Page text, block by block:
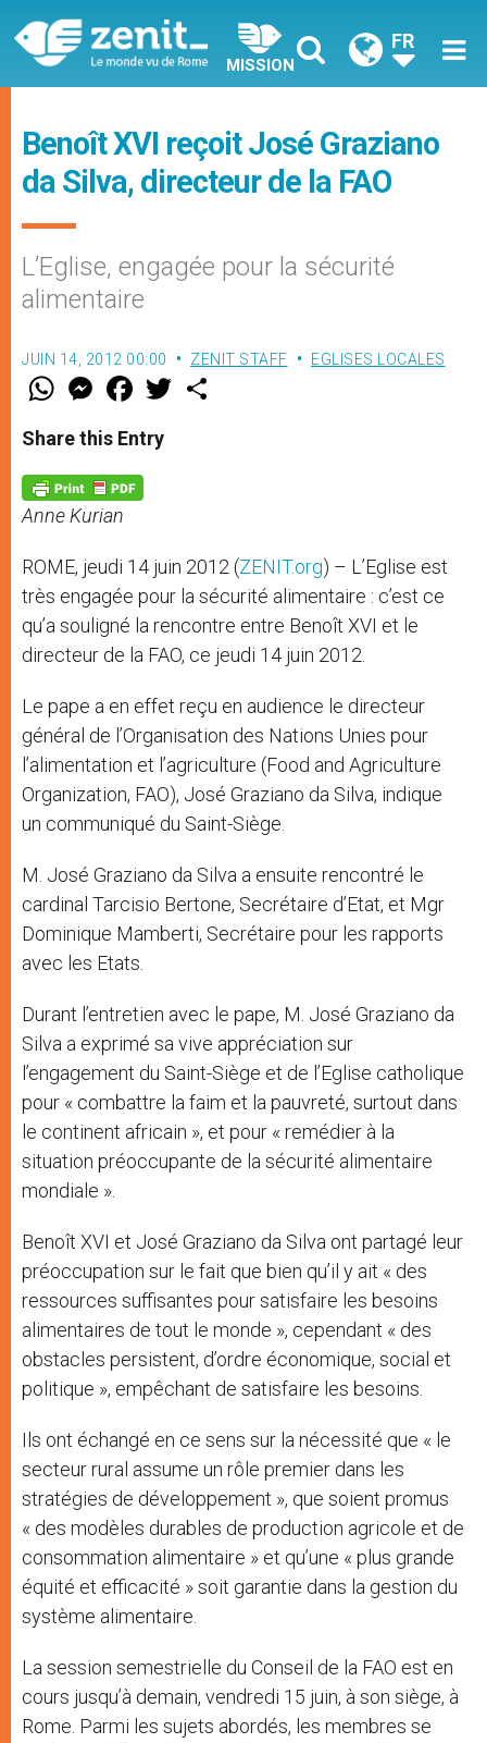
MISSION
FR
Benoît XVI reçoit José Graziano
da Silva, directeur de la FAO
L’Eglise, engagée pour la sécurité
alimentaire
JUIN 14, 2012 00:00 ZENIT STAFF EGLISES LOCALES
W
t
s
p
p
M
e
s
e
g
e
r
F
a
e
b
o
k
w
Share this Entry
Anne Kurian
ROME, jeudi 14 juin 2012 (ZENIT.org) – L’Eglise est
très engagée pour la sécurité alimentaire : c’est ce
qu’a souligné la rencontre entre Benoît XVI et le
directeur de la FAO, ce jeudi 14 juin 2012.
Le pape a en effet reçu en audience le directeur
général de l’Organisation des Nations Unies pour
l’alimentation et l’agriculture (Food and Agriculture
Organization, FAO), José Graziano da Silva, indique
un communiqué du Saint-Siège.
M. José Graziano da Silva a ensuite rencontré le
cardinal Tarcisio Bertone, Secrétaire d’Etat, et Mgr
Dominique Mamberti, Secrétaire pour les rapports
avec les Etats.
Durant l’entretien avec le pape, M. José Graziano da
Silva a exprimé sa vive appréciation sur
l’engagement du Saint-Siège et de l’Eglise catholique
pour « combattre la faim et la pauvreté, surtout dans
le continent africain », et pour « remédier à la
situation préoccupante de la sécurité alimentaire
mondiale ».
Benoît XVI et José Graziano da Silva ont partagé leur
préoccupation sur le fait que bien qu’il y ait « des
ressources suffisantes pour satisfaire les besoins
alimentaires de tout le monde », cependant « des
obstacles persistent, d’ordre économique, social et
politique », empêchant de satisfaire les besoins.
Ils ont échangé en ce sens sur la nécessité que « le
secteur rural assume un rôle premier dans les
stratégies de développement », que soient promus
« des modèles durables de production agricole et de
consommation alimentaire » et qu’une « plus grande
équité et efficacité » soit garantie dans la gestion du
système alimentaire.
La session semestrielle du Conseil de la FAO est en
cours jusqu’à demain, vendredi 15 juin, à son siège, à
Rome. Parmi les sujets abordés, les membres se